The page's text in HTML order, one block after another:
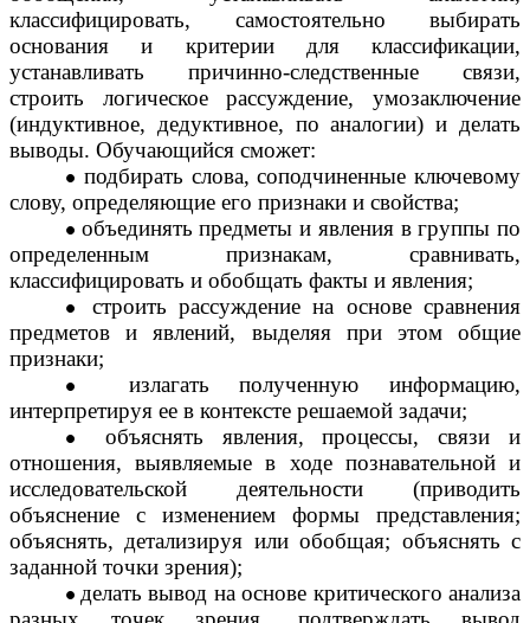
классифицировать, самостоятельно выбирать
основания и критерии для классификации,
устанавливать причинно-следственные связи,
строить логическое рассуждение, умозаключение
(индуктивное, дедуктивное, по аналогии) и делать
выводы. Обучающийся сможет:
подбирать слова, соподчиненные ключевому
слову, определяющие его признаки и свойства;
объединять предметы и явления в группы по
определенным признакам, сравнивать,
классифицировать и обобщать факты и явления;
строить рассуждение на основе сравнения
предметов и явлений, выделяя при этом общие
признаки;
излагать полученную информацию,
интерпретируя ее в контексте решаемой задачи;
объяснять явления, процессы, связи и
отношения, выявляемые в ходе познавательной и
исследовательской деятельности (приводить
объяснение с изменением формы представления;
объяснять, детализируя или обобщая; объяснять с
заданной точки зрения);
делать вывод на основе критического анализа